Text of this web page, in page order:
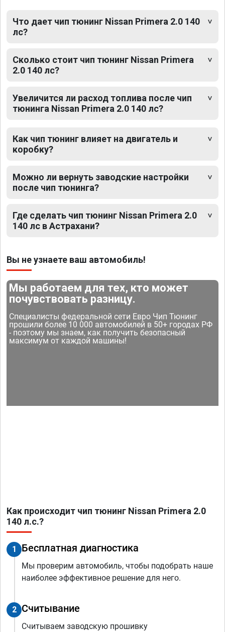
Что дает чип тюнинг Nissan Primera 2.0 140
лс?
Сколько стоит чип тюнинг Nissan Primera
2.0 140 лс?
Увеличится ли расход топлива после чип
тюнинга Nissan Primera 2.0 140 лс?
Как чип тюнинг влияет на двигатель и
коробку?
Можно ли вернуть заводские настройки
после чип тюнинга?
Где сделать чип тюнинг Nissan Primera 2.0
140 лс в Астрахани?
Вы не узнаете ваш автомобиль!
Мы работаем для тех, кто может
почувствовать разницу.
Специалисты федеральной сети Евро Чип Тюнинг
прошили более 10 000 автомобилей в 50+ городах РФ
- поэтому мы знаем, как получить безопасный
максимум от каждой машины!
Как происходит чип тюнинг Nissan Primera 2.0
140 л.с.?
1 Бесплатная диагностика
Мы проверим автомобиль, чтобы подобрать наше
наиболее эффективное решение для него.
2 Считывание
Считываем заводскую прошивку